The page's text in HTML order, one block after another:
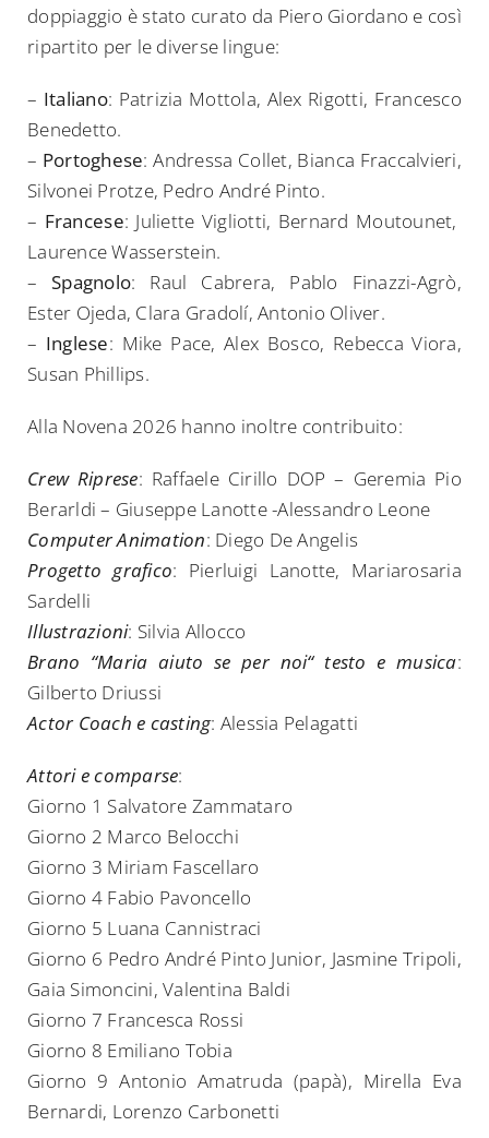
doppiaggio è stato curato da Piero Giordano e così
ripartito per le diverse lingue:
– Italiano: Patrizia Mottola, Alex Rigotti, Francesco
Benedetto.
– Portoghese: Andressa Collet, Bianca Fraccalvieri,
Silvonei Protze, Pedro André Pinto.
– Francese: Juliette Vigliotti, Bernard Moutounet,
Laurence Wasserstein.
–Spagnolo: Raul Cabrera, Pablo Finazzi-Agrò,
Ester Ojeda, Clara Gradolí, Antonio Oliver.
– Inglese: Mike Pace, Alex Bosco, Rebecca Viora,
Susan Phillips.
Alla Novena 2026 hanno inoltre contribuito:
Crew Riprese: Raffaele Cirillo DOP – Geremia Pio
Berarldi – Giuseppe Lanotte -Alessandro Leone
Computer Animation: Diego De Angelis
Progetto grafico: Pierluigi Lanotte, Mariarosaria
Sardelli
Illustrazioni: Silvia Allocco
Brano “Maria aiuto se per noi“ testo e musica:
Gilberto Driussi
Actor Coach e casting: Alessia Pelagatti
Attori e comparse:
Giorno 1 Salvatore Zammataro
Giorno 2 Marco Belocchi
Giorno 3 Miriam Fascellaro
Giorno 4 Fabio Pavoncello
Giorno 5 Luana Cannistraci
Giorno 6 Pedro André Pinto Junior, Jasmine Tripoli,
Gaia Simoncini, Valentina Baldi
Giorno 7 Francesca Rossi
Giorno 8 Emiliano Tobia
Giorno 9 Antonio Amatruda (papà), Mirella Eva
Bernardi, Lorenzo Carbonetti